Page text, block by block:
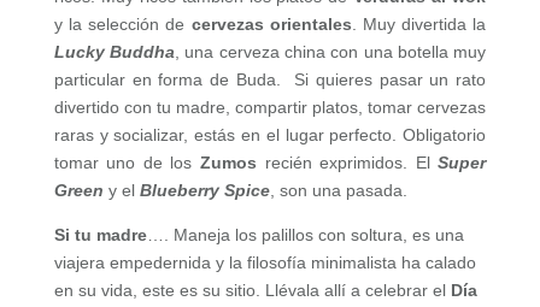
y la selección de cervezas orientales. Muy divertida la
Lucky Buddha, una cerveza china con una botella muy
particular en forma de Buda. Si quieres pasar un rato
divertido con tu madre, compartir platos, tomar cervezas
raras y socializar, estás en el lugar perfecto. Obligatorio
tomar uno de los Zumos recién exprimidos. ElSuper
Green y el Blueberry Spice, son una pasada.
Si tu madre…. Maneja los palillos con soltura, es una
viajera empedernida y la filosofía minimalista ha calado
en su vida, este es su sitio. Llévala allí a celebrar el Día